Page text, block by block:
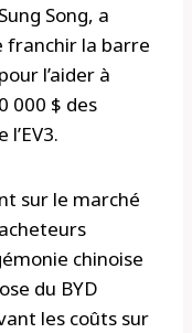
Song, a
franchir la barre
l’aider à
000 $ des
sur le marché
chinoise
du BYD
les coûts sur